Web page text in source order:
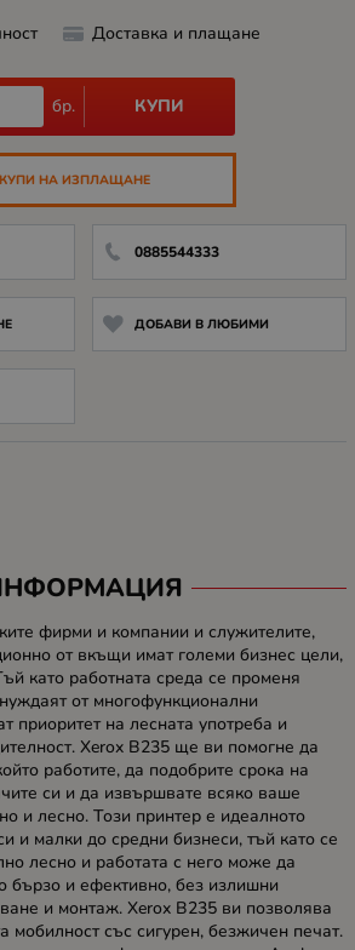
Доставка и плащане
бр. КУПИ
КУПИ НА ИЗПЛАЩАНЕ
0885544333
ДОБАВИ В ЛЮБИМИ
фирми и компании и служителите,
от вкъщи имат големи бизнес цели,
като работната среда се променя
от многофункционални
приоритет на лесната употреба и
Xerox B235 ще ви помогне да
работите, да подобрите срока на
си и да извършвате всяко ваше
и лесно. Този принтер е идеалното
и малки до средни бизнеси, тъй като се
лесно и работата с него може да
бързо и ефективно, без излишни
и монтаж. Xerox B235 ви позволява
мобилност със сигурен, безжичен печат.